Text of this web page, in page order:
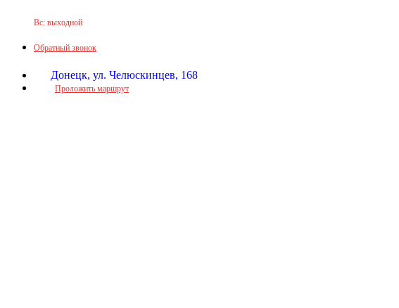
Вс: выходной
Обратный звонок
Донецк, ул. Челюскинцев, 168
Проложить маршрут